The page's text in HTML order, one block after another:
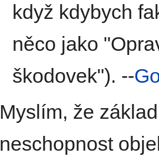
když kdybych
něco jako
škodovek"). --
Myslím, že
neschopnost